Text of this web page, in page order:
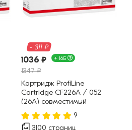
- 311 ₽
1036 ₽ + 16Б
1347 ₽
Картридж ProfiLine
Cartridge CF226A / 052
(26A) совместимый
9
3100 страниц